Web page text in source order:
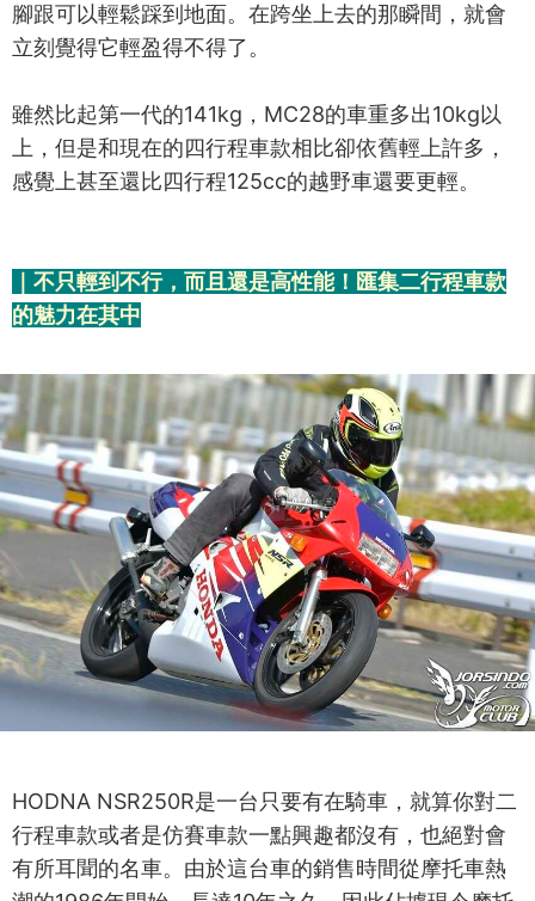
腳跟可以輕鬆踩到地面。在跨坐上去的那瞬間，就會
立刻覺得它輕盈得不得了。
雖然比起第一代的141kg，MC28的車重多出10kg以
上，但是和現在的四行程車款相比卻依舊輕上許多，
感覺上甚至還比四行程125cc的越野車還要更輕。
｜不只輕到不行，而且還是高性能！匯集二行程車款
的魅力在其中
HODNA NSR250R是一台只要有在騎車，就算你對二
行程車款或者是仿賽車款一點興趣都沒有，也絕對會
有所耳聞的名車。由於這台車的銷售時間從摩托車熱